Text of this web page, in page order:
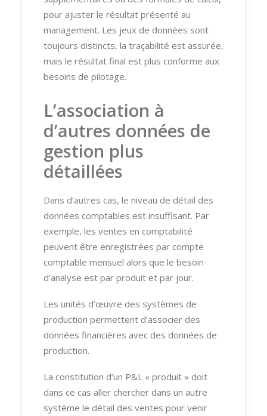
pour ajuster le résultat présenté au
management. Les jeux de données sont
toujours distincts, la traçabilité est assurée,
mais le résultat final est plus conforme aux
besoins de pilotage.
L’association à
d’autres données de
gestion plus
détaillées
Dans d’autres cas, le niveau de détail des
données comptables est insuffisant. Par
exemple, les ventes en comptabilité
peuvent être enregistrées par compte
comptable mensuel alors que le besoin
d’analyse est par produit et par jour.
Les unités d’œuvre des systèmes de
production permettent d’associer des
données financières avec des données de
production.
La constitution d’un P&L « produit » doit
dans ce cas aller chercher dans un autre
système le détail des ventes pour venir